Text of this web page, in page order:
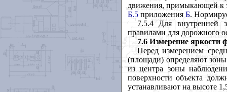
движения, примыкающей к
Б.5 приложения Б.
7.5.4 Для внутренней
правилами для дорожного
7.6 Измерение яркости
Перед измерением
(площади) определяют
из центра зоны
поверхности объекта
устанавливают на высоте